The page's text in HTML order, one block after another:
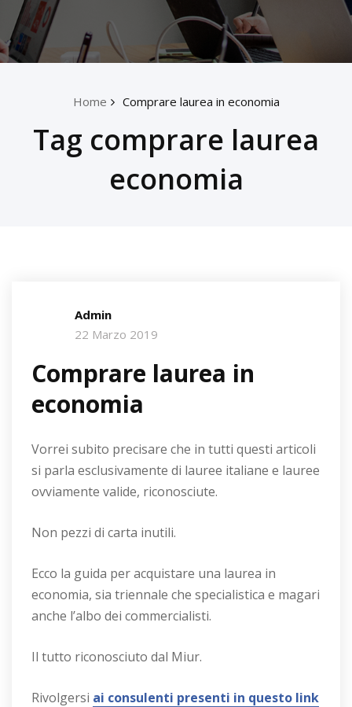
Home Comprare laurea in economia
Tag comprare laurea
economia
Admin
22 Marzo 2019
Comprare laurea in
economia
Vorrei subito precisare che in tutti questi articoli
si parla esclusivamente di lauree italiane e lauree
ovviamente valide, riconosciute.
Non pezzi di carta inutili.
Ecco la guida per acquistare una laurea in
economia, sia triennale che specialistica e magari
anche l’albo dei commercialisti.
Il tutto riconosciuto dal Miur.
Rivolgersi ai consulenti presenti in questo link